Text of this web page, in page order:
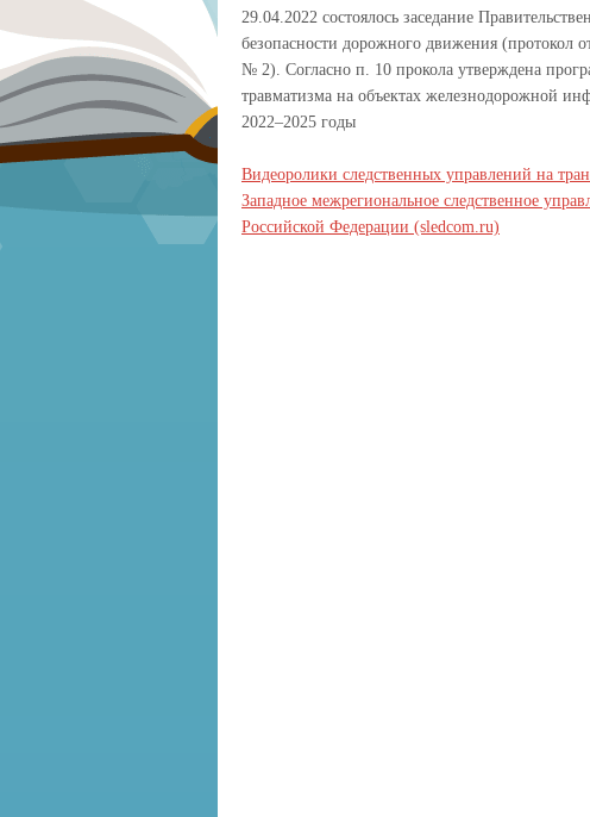
29.04.2022 состоялось заседание
безопасности дорожного движения (протокол
№ 2). Согласно п. 10 прокола утверждена
травматизма на объектах железнодорожной
2022–2025 годы
Видеоролики следственных управлений на
Западное межрегиональное следственное
Российской Федерации (sledcom.ru)